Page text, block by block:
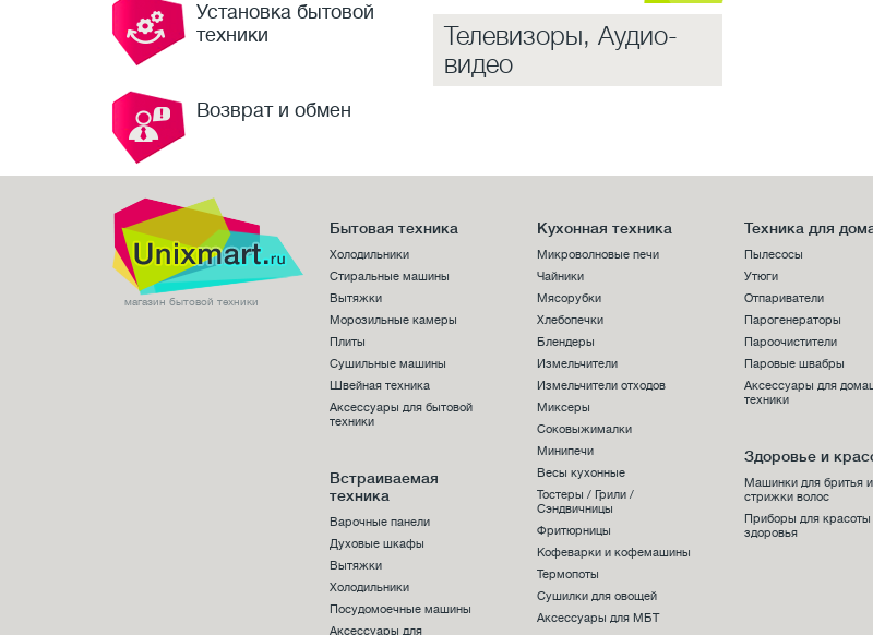
Телевизоры, Аудио-
видео
Установка бытовой
техники
Возврат и обмен
магазин бытовой техники
Бытовая техника
Холодильники
Стиральные машины
Вытяжки
Морозильные камеры
Плиты
Сушильные машины
Швейная техника
Аксессуары для бытовой
техники
Встраиваемая
техника
Варочные панели
Духовые шкафы
Вытяжки
Холодильники
Посудомоечные машины
Аксессуары для
Кухонная техника
Микроволновые печи
Чайники
Мясорубки
Хлебопечки
Блендеры
Измельчители
Измельчители отходов
Миксеры
Соковыжималки
Минипечи
Весы кухонные
Тостеры / Грили /
Сэндвичницы
Фритюрницы
Кофеварки и кофемашины
Термопоты
Сушилки для овощей
Аксессуары для МБТ
Техника для
Пылесосы
Утюги
Отпариватели
Парогенераторы
Пароочистители
Паровые швабры
Аксессуары для
техники
Здоровье и
Машинки для бритья и
стрижки волос
Приборы для красоты
здоровья